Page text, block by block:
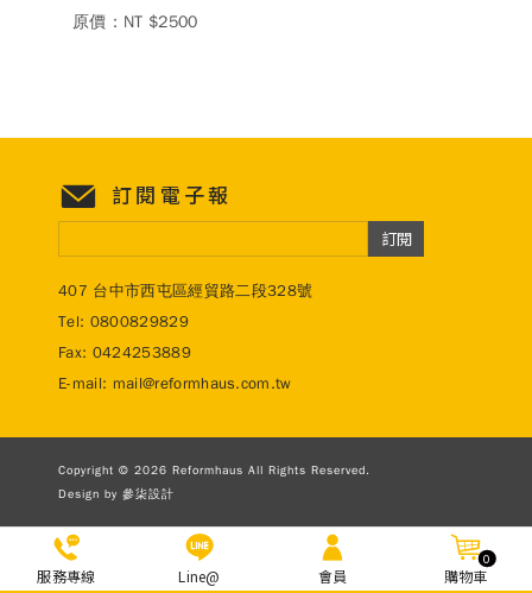
原價：NT $2500
服務專線 Line@ 會員
0
購物車
訂閱電子報
訂閱
407 台中市西屯區經貿路二段328號
Tel: 0800829829
Fax: 0424253889
E-mail: mail@reformhaus.com.tw
Copyright © 2026 Reformhaus All Rights Reserved.
Design by 參柒設計